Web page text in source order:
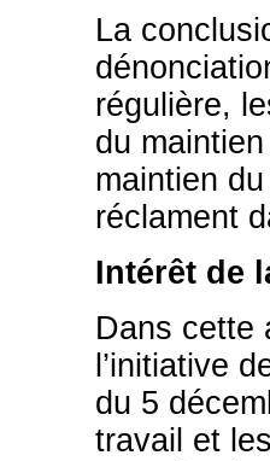
La
régulière,
du
maintien
réclament
Intérêt de
Dans cette
l’initiative
du 5
travail et